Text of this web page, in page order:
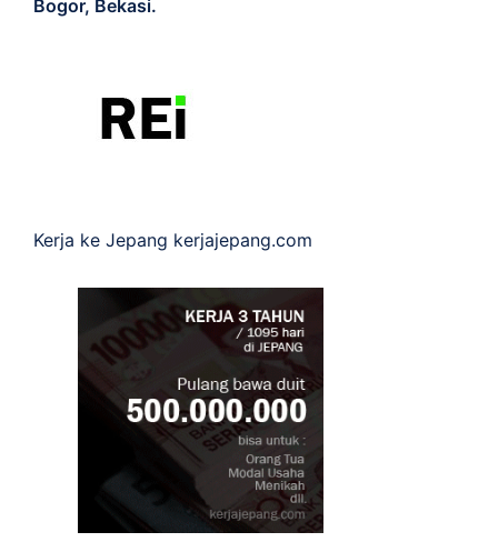
Bogor, Bekasi.
Kerja ke Jepang kerjajepang.com